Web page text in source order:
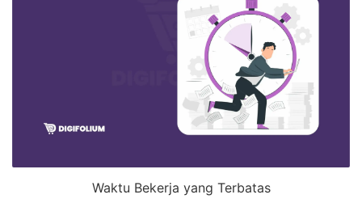
Waktu Bekerja yang Terbatas